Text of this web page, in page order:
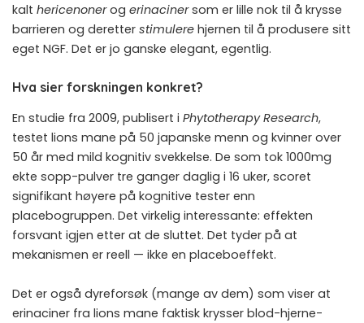
kalt hericenonerog erinacinersom er lille nok til å krysse
barrieren og deretter stimulere hjernen til å produsere sitt
eget NGF. Det er jo ganske elegant, egentlig.
Hva sier forskningen konkret?
En studie fra 2009, publisert i Phytotherapy Research,
testet lions mane på 50 japanske menn og kvinner over
50 år med mild kognitiv svekkelse. De som tok 1000mg
ekte sopp-pulver tre ganger daglig i 16 uker, scoret
signifikant høyere på kognitive tester enn
placebogruppen. Det virkelig interessante: effekten
forsvant igjen etter at de sluttet. Det tyder på at
mekanismen er reell — ikke en placeboeffekt.
Det er også dyreforsøk (mange av dem) som viser at
erinaciner fra lions mane faktisk krysser blod-hjerne-